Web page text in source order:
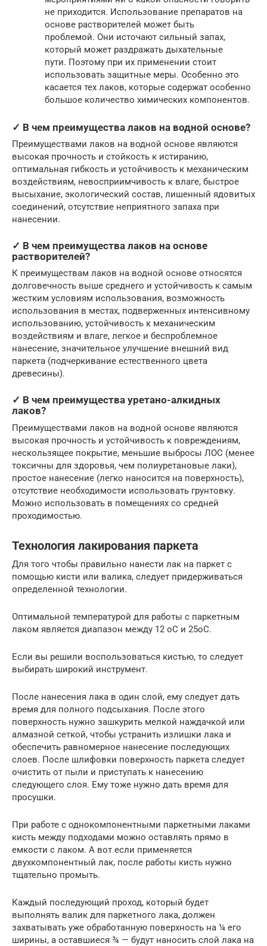
не приходится. Использование препаратов на
основе растворителей может быть
проблемой. Они источают сильный запах,
который может раздражать дыхательные
пути. Поэтому при их применении стоит
использовать защитные меры. Особенно это
касается тех лаков, которые содержат особенно
большое количество химических компонентов.
✓ В чем преимущества лаков на водной основе?
Преимуществами лаков на водной основе являются
высокая прочность и стойкость к истиранию,
оптимальная гибкость и устойчивость к механическим
воздействиям, невосприимчивость к влаге, быстрое
высыхание, экологический состав, лишенный ядовитых
соединений, отсутствие неприятного запаха при
нанесении.
✓ В чем преимущества лаков на основе
растворителей?
К преимуществам лаков на водной основе относятся
долговечность выше среднего и устойчивость к самым
жестким условиям использования, возможность
использования в местах, подверженных интенсивному
использованию, устойчивость к механическим
воздействиям и влаге, легкое и беспроблемное
нанесение, значительное улучшение внешний вид
паркета (подчеркивание естественного цвета
древесины).
✓ В чем преимущества уретано-алкидных
лаков?
Преимуществами лаков на водной основе являются
высокая прочность и устойчивость к повреждениям,
нескользящее покрытие, меньшие выбросы ЛОС (менее
токсичны для здоровья, чем полиуретановые лаки),
простое нанесение (легко наносится на поверхность),
отсутствие необходимости использовать грунтовку.
Можно использовать в помещениях со средней
проходимостью.
Технология лакирования паркета
Для того чтобы правильно нанести лак на паркет с
помощью кисти или валика, следует придерживаться
определенной технологии.
Оптимальной температурой для работы с паркетным
лаком является диапазон между 12 оС и 25оС.
Если вы решили воспользоваться кистью, то следует
выбирать широкий инструмент.
После нанесения лака в один слой, ему следует дать
время для полного подсыхания. После этого
поверхность нужно зашкурить мелкой наждачкой или
алмазной сеткой, чтобы устранить излишки лака и
обеспечить равномерное нанесение последующих
слоев. После шлифовки поверхность паркета следует
очистить от пыли и приступать к нанесению
следующего слоя. Ему тоже нужно дать время для
просушки.
При работе с однокомпонентными паркетными лаками
кисть между подходами можно оставлять прямо в
емкости с лаком. А вот если применяется
двухкомпонентный лак, после работы кисть нужно
тщательно промыть.
Каждый последующий проход, который будет
выполнять валик для паркетного лака, должен
захватывать уже обработанную поверхность на ¼ его
ширины, а оставшиеся ¾ — будут наносить слой лака на